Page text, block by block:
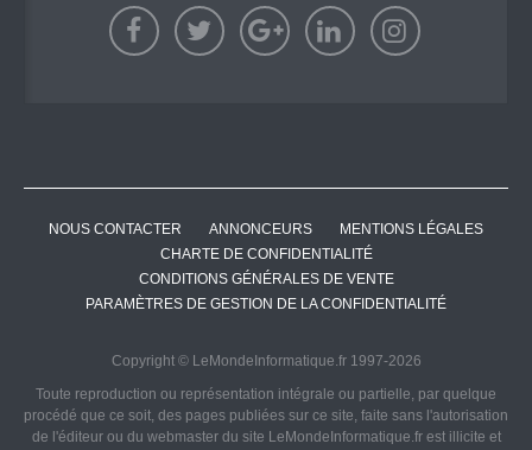
NOUS CONTACTER ANNONCEURS
MENTIONS LÉGALES
CHARTE DE CONFIDENTIALITÉ
CONDITIONS GÉNÉRALES DE VENTE
PARAMÈTRES DE GESTION DE LA CONFIDENTIALITÉ
Copyright © LeMondeInformatique.fr 1997-2026
Toute reproduction ou représentation intégrale ou partielle, par quelque
procédé que ce soit, des pages publiées sur ce site, faite sans l'autorisation
de l'éditeur ou du webmaster du site LeMondeInformatique.fr est illicite et